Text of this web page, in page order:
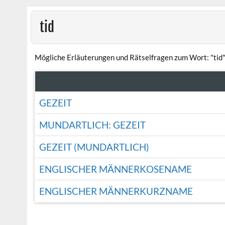
tid
Mögliche Erläuterungen und Rätselfragen zum Wort:
GEZEIT
MUNDARTLICH: GEZEIT
GEZEIT (MUNDARTLICH)
ENGLISCHER MÄNNERKOSENAME
ENGLISCHER MÄNNERKURZNAME